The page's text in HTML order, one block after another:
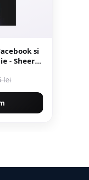
si
- Sheera
lei